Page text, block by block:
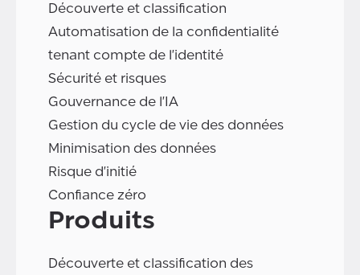
Découverte et classification
Automatisation de la confidentialité
tenant compte de l'identité
Sécurité et risques
Gouvernance de l'IA
Gestion du cycle de vie des données
Minimisation des données
Risque d'initié
Confiance zéro
Produits
Découverte et classification des